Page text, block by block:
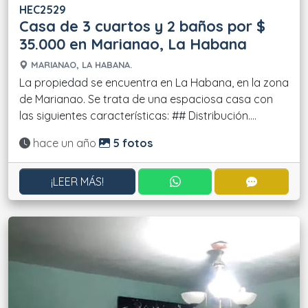
HEC2529
Casa de 3 cuartos y 2 baños por $
35.000 en Marianao, La Habana
MARIANAO, LA HABANA.
La propiedad se encuentra en La Habana, en la zona
de Marianao. Se trata de una espaciosa casa con
las siguientes características: ## Distribución....
Actualizado:
hace un año 5 fotos
¡LEER MÁS! CONTACTAR POR